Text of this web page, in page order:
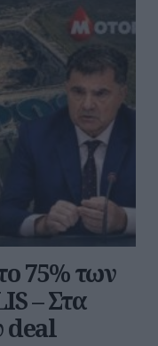
75% των
– Στα
deal